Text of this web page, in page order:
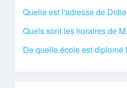
Quelle est l'adresse de
Quels sont les horaires de
De quelle école est diplomé